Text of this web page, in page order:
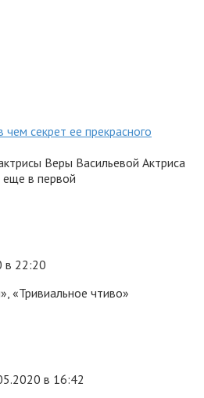
секрет ее прекрасного
Веры Васильевой Актриса
еще в первой
в 22:20
«Тривиальное чтиво»
в 16:42